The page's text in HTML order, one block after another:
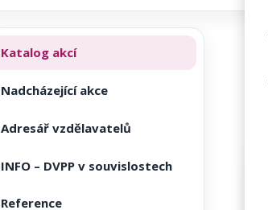
Katalog akcí
Nadcházející akce
Adresář vzdělavatelů
INFO – DVPP v souvislostech
Reference